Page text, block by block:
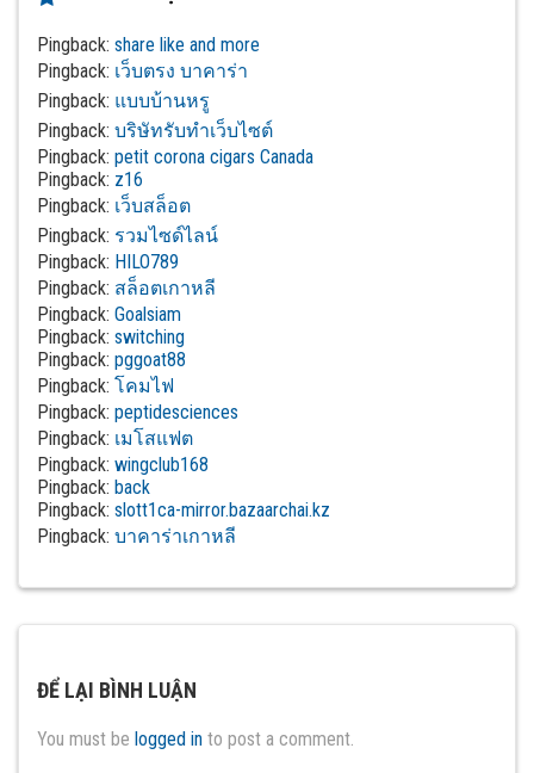
Pingback: share like and more
Pingback: เว็บตรง บาคาร่า
Pingback: แบบบ้านหรู
Pingback: บริษัทรับทำเว็บไซต์
Pingback: petit corona cigars Canada
Pingback: z16
Pingback: เว็บสล็อต
Pingback: รวมไซด์ไลน์
Pingback: HILO789
Pingback: สล็อตเกาหลี
Pingback: Goalsiam
Pingback: switching
Pingback: pggoat88
Pingback: โคมไฟ
Pingback: peptidesciences
Pingback: เมโสแฟต
Pingback: wingclub168
Pingback: back
Pingback: slott1ca-mirror.bazaarchai.kz
Pingback: บาคาร่าเกาหลี
ĐỂ LẠI BÌNH LUẬN
You must be logged in to post a comment.